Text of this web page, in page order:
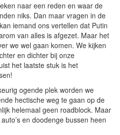
naar een reden en waar de
niks. Dan maar vragen in de
iemand ons vertellen dat Putin
van alles is afgezet. Maar het
we wel gaan komen. We kijken
en dichter bij onze
het laatste stuk is het
ogende plek worden we
hectische weg te gaan op de
helemaal geen roadblock. Maar
en doodenge bussen heen